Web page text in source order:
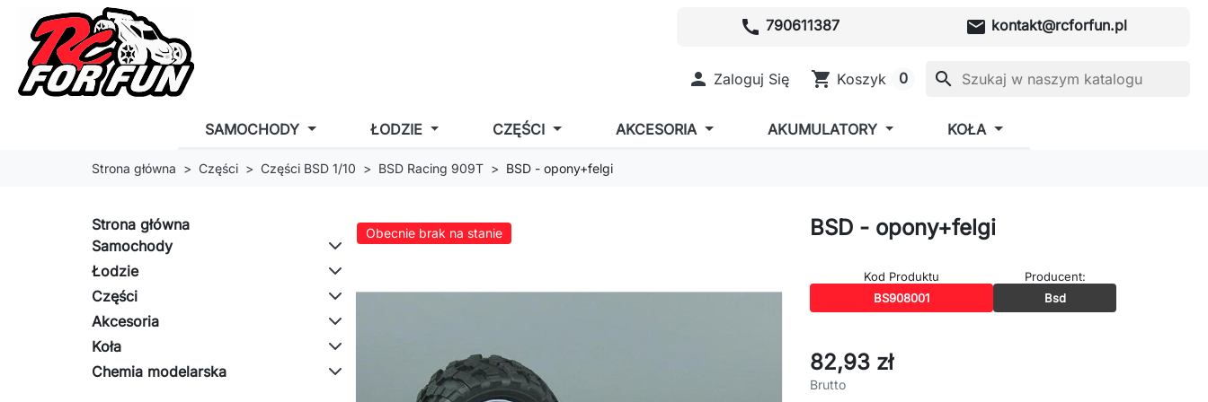
call 790611387 mail kontakt@rcforfun.pl
 Zaloguj Się shopping_cart Koszyk 0 search
SAMOCHODY ŁODZIE CZĘŚCI AKCESORIA AKUMULATORY KOŁA
Strona główna Części Części BSD 1/10 BSD Racing 909T BSD - opony+felgi
Strona główna
Samochody
Łodzie
Części
Akcesoria
Koła
Chemia modelarska
Obecnie brak na stanie BSD - opony+felgi
Kod Produktu
BS908001
Producent:
Bsd
82,93 zł
Brutto